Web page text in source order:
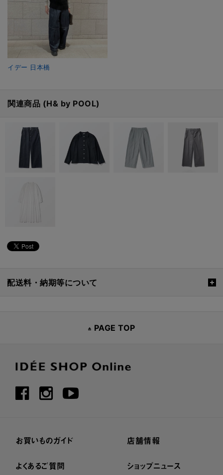
イデー 日本橋
関連商品 (H& by POOL)
配送料・納期等について
PAGE TOP
お買いものガイド
よくあるご質問
店舗情報
ショップニュース